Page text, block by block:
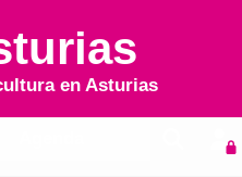
en Asturias